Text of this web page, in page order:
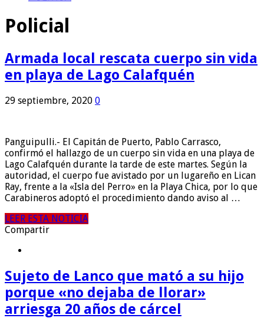
Policial
Armada local rescata cuerpo sin vida
en playa de Lago Calafquén
29 septiembre, 2020 0
Panguipulli.- El Capitán de Puerto, Pablo Carrasco,
confirmó el hallazgo de un cuerpo sin vida en una playa de
Lago Calafquén durante la tarde de este martes. Según la
autoridad, el cuerpo fue avistado por un lugareño en Lican
Ray, frente a la «Isla del Perro» en la Playa Chica, por lo que
Carabineros adoptó el procedimiento dando aviso al …
LEER ESTA NOTICIA
Compartir
Sujeto de Lanco que mató a su hijo
porque «no dejaba de llorar»
arriesga 20 años de cárcel